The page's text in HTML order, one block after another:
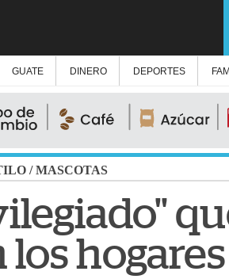
GUATE DINERO DEPORTES
/MASCOTAS
los